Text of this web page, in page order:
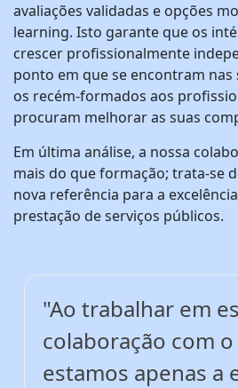
avaliações validadas e opções
learning. Isto garante que os
crescer profissionalmente
ponto em que se encontram nas
os recém-formados aos
procuram melhorar as suas
Em última análise, a nossa
mais do que formação; trata-se
nova referência para a
prestação de serviços públicos.
"Ao trabalhar em
colaboração com o
estamos apenas a